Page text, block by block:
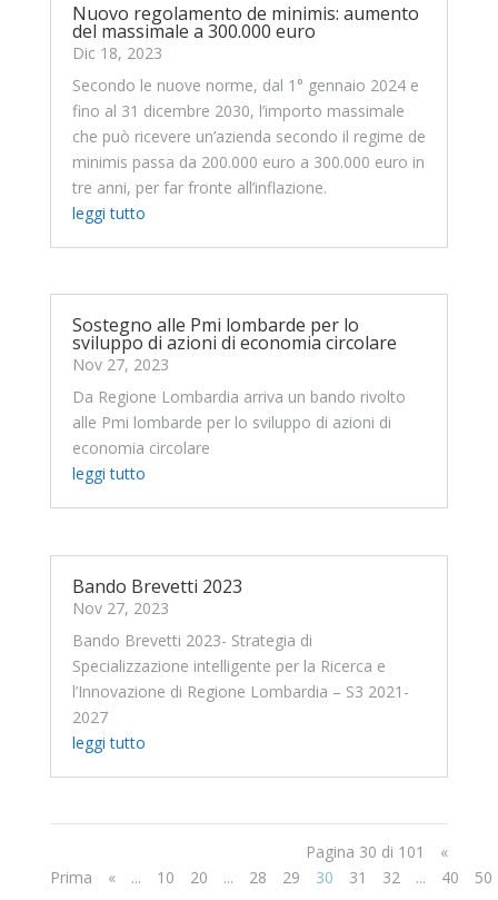
Nuovo regolamento de minimis: aumento
del massimale a 300.000 euro
Dic 18, 2023
Secondo le nuove norme, dal 1° gennaio 2024 e
fino al 31 dicembre 2030, l’importo massimale
che può ricevere un’azienda secondo il regime de
minimis passa da 200.000 euro a 300.000 euro in
tre anni, per far fronte all’inflazione.
leggi tutto
Sostegno alle Pmi lombarde per lo
sviluppo di azioni di economia circolare
Nov 27, 2023
Da Regione Lombardia arriva un bando rivolto
alle Pmi lombarde per lo sviluppo di azioni di
economia circolare
leggi tutto
Bando Brevetti 2023
Nov 27, 2023
Bando Brevetti 2023- Strategia di
Specializzazione intelligente per la Ricerca e
l’Innovazione di Regione Lombardia – S3 2021-
2027
leggi tutto
Pagina 30 di 101
«
Prima
« ... 10 20 ... 28 29 30 31 32 ... 40
50